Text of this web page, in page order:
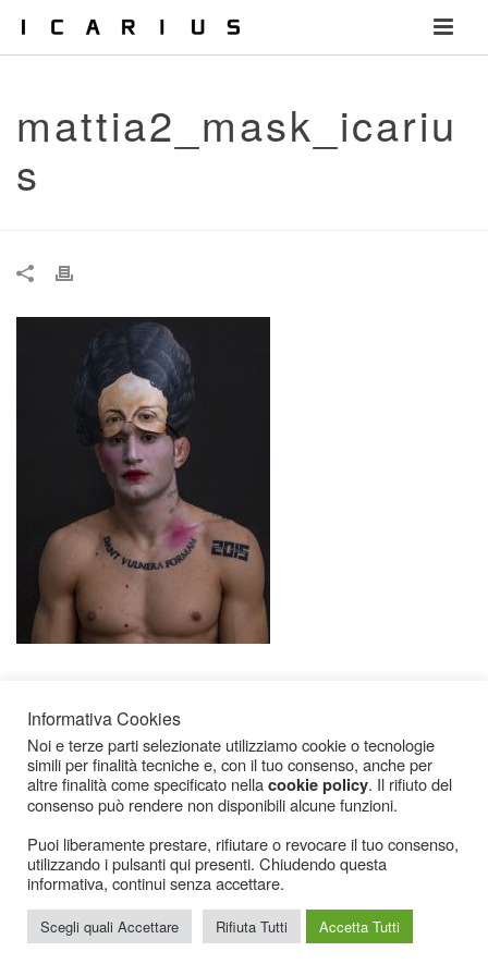
mattia2_mask_icariu
s
Cookies
Informativa Cookies
Noi e terze parti selezionate utilizziamo cookie o tecnologie
simili per finalità tecniche e, con il tuo consenso, anche per
altre finalità come specificato nellacookie policy. Il rifiuto del
consenso può rendere non disponibili alcune funzioni.
Puoi liberamente prestare, rifiutare o revocare il tuo consenso,
utilizzando i pulsanti qui presenti. Chiudendo questa
informativa, continui senza accettare.
Scegli quali Accettare Rifiuta Tutti Accetta Tutti